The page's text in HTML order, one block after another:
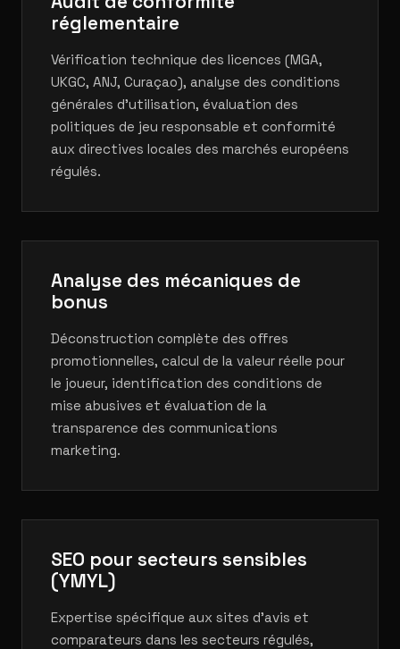
réglementaire
Vérification technique des licences (MGA,
UKGC, ANJ, Curaçao), analyse des conditions
générales d'utilisation, évaluation des
politiques de jeu responsable et conformité
aux directives locales des marchés européens
régulés.
Analyse des mécaniques de
bonus
Déconstruction complète des offres
promotionnelles, calcul de la valeur réelle pour
le joueur, identification des conditions de
mise abusives et évaluation de la
transparence des communications
marketing.
SEO pour secteurs sensibles
(YMYL)
Expertise spécifique aux sites d'avis et
comparateurs dans les secteurs régulés,